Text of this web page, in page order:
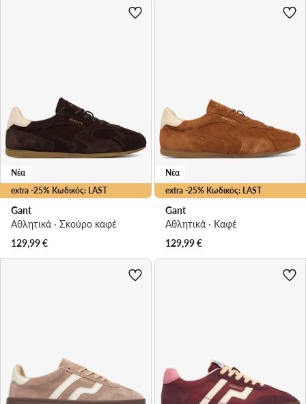
extra -25% Κωδικός: LAST
Νέα
Gant
Αθλητικά · Σκούρο καφέ
129,99€
extra -25% Κωδικός: LAST
Νέα
Gant
Αθλητικά · Καφέ
129,99€